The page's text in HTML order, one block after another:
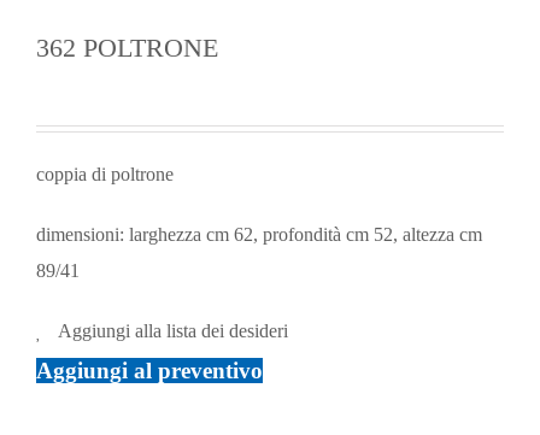
362 POLTRONE
coppia di poltrone
dimensioni: larghezza cm 62, profondità cm 52, altezza cm
89/41
Aggiungi alla lista dei desideri
Aggiungi al preventivo